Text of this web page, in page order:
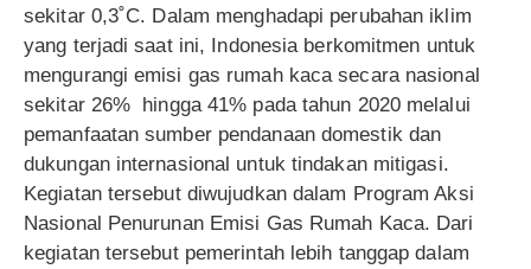
sekitar 0,3˚C. Dalam menghadapi perubahan iklim
yang terjadi saat ini, Indonesia berkomitmen untuk
mengurangi emisi gas rumah kaca secara nasional
sekitar 26% hingga 41% pada tahun 2020 melalui
pemanfaatan sumber pendanaan domestik dan
dukungan internasional untuk tindakan mitigasi.
Kegiatan tersebut diwujudkan dalam Program Aksi
Nasional Penurunan Emisi Gas Rumah Kaca. Dari
kegiatan tersebut pemerintah lebih tanggap dalam